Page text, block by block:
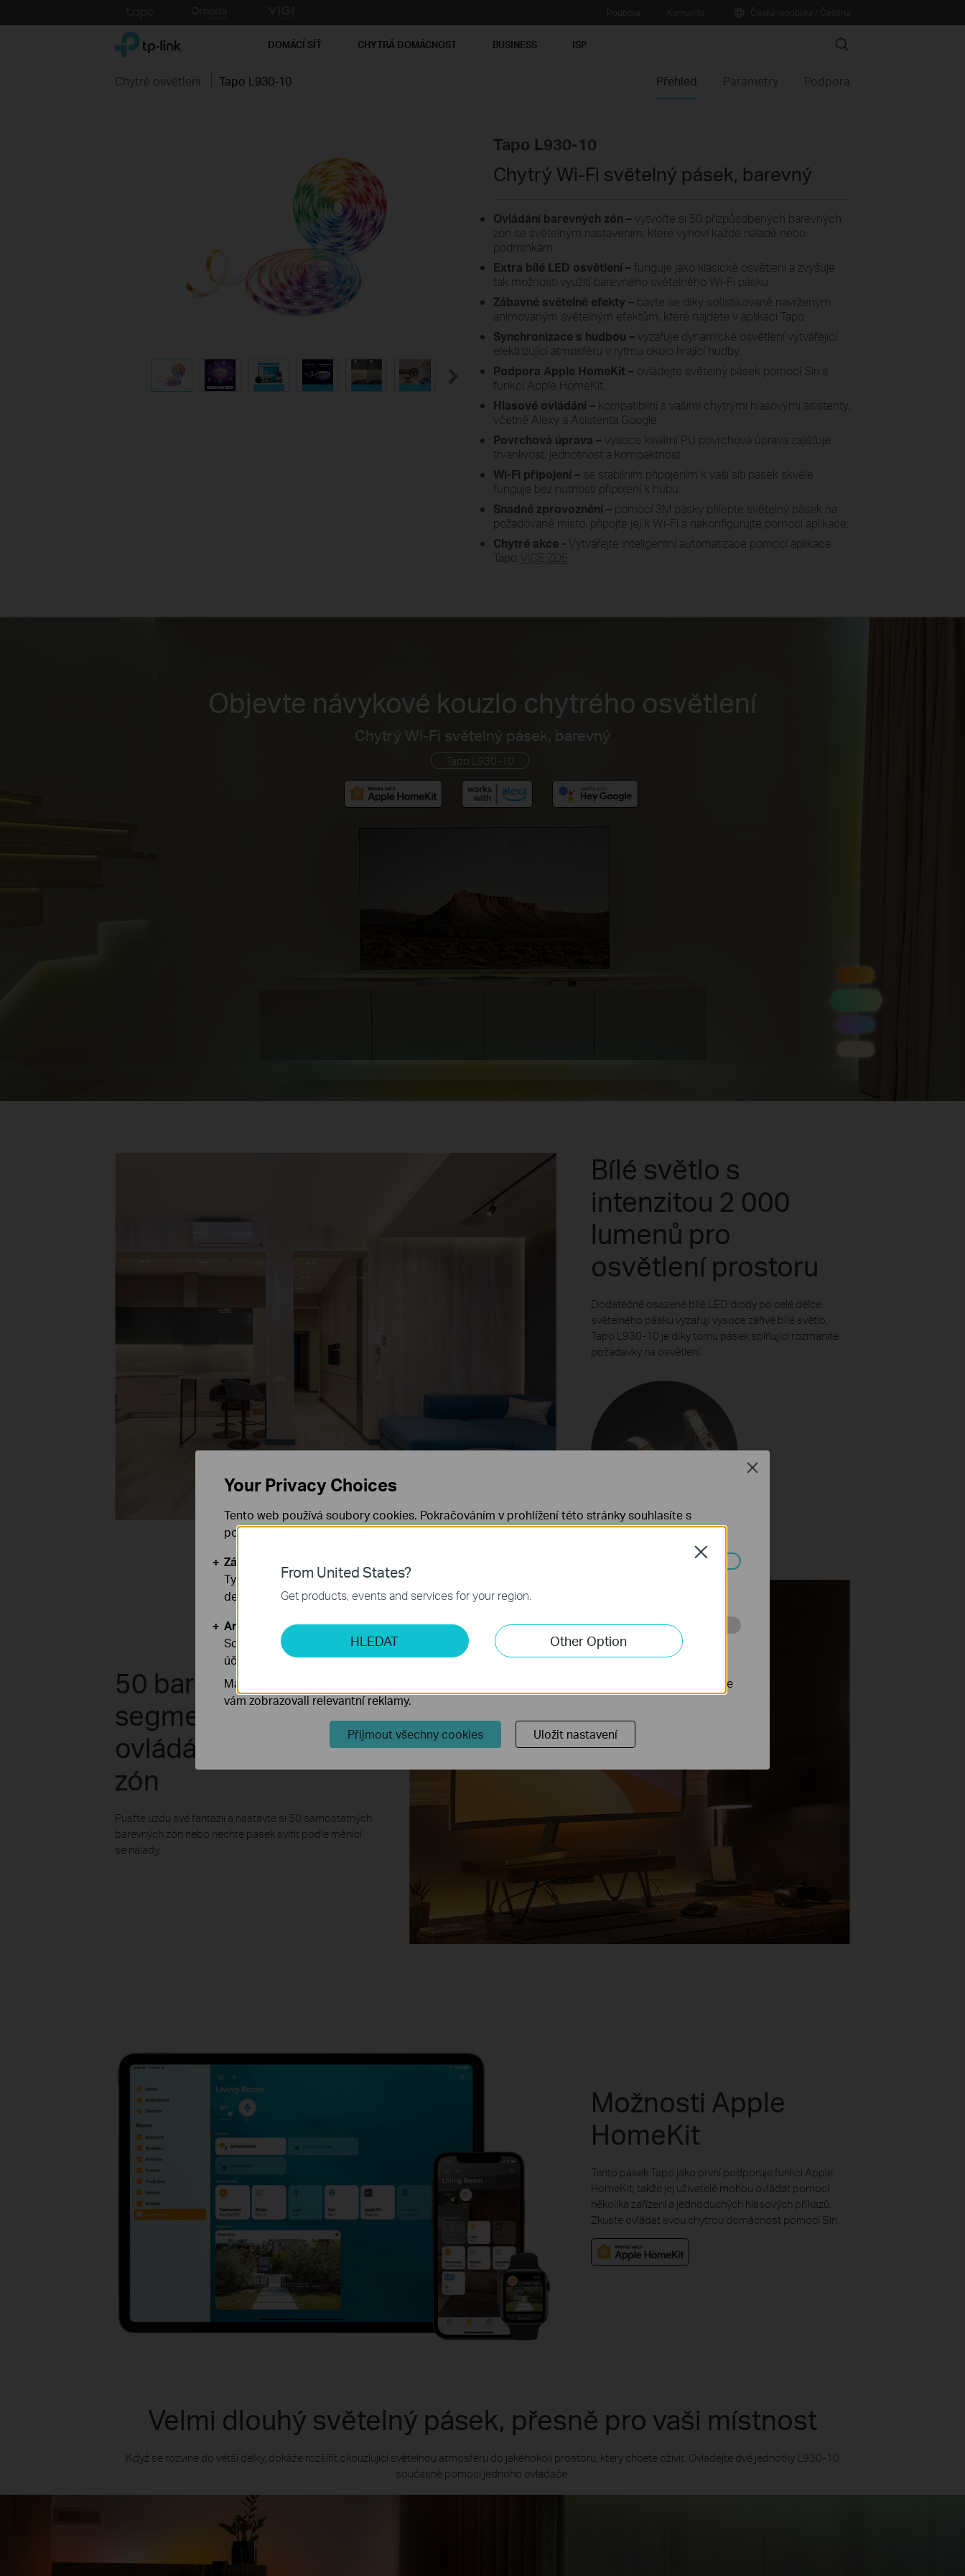
to
TP-Link, Reliably Smart DOMÁCÍ SÍŤ CHYTRÁ DOMÁCNOST BUSINESS ISP Search
Chytré osvětlení Tapo L930-10 Přehled Parametry Podpora
Tapo L930-10
Chytrý Wi-Fi světelný pásek, barevný
Ovládání barevných zón – vytvořte si 50 přizpůsobených barevných
zón se světelným nastavením, které vyhoví každé náladě nebo
podmínkám.
Extra bílé LED osvětlení – funguje jako klasické osvětlení a zvyšuje
tak možnosti využití barevného světelného Wi-Fi pásku.
Zábavné světelné efekty – bavte se díky sofistikovaně navrženým
animovaným světelným efektům, které najdete v aplikaci Tapo.
Synchronizace s hudbou – vyzařuje dynamické osvětlení vytvářející
elektrizující atmosféru v rytmu okolo hrající hudby.
Podpora Apple HomeKit – ovládejte světelný pásek pomocí Siri s
funkcí Apple HomeKit.
Hlasové ovládání – kompatibilní s vašimi chytrými hlasovými asistenty,
včetně Alexy a Asistenta Google.
Povrchová úprava – vysoce kvalitní PU povrchová úprava zajišťuje
trvanlivost, jednotnost a kompaktnost.
Wi-Fi připojení – se stabilním připojením k vaší síti pásek skvěle
funguje bez nutnosti připojení k hubu.
Snadné zprovoznění – pomocí 3M pásky přilepte světelný pásek na
požadované místo, připojte jej k Wi-Fi a nakonfigurujte pomocí aplikace.
Chytré akce - Vytvářejte inteligentní automatizace pomocí aplikace
Tapo
VÍCE ZDE
Objevte návykové kouzlo chytrého osvětlení
Chytrý Wi-Fi světelný pásek, barevný
Tapo L930-10
Bílé světlo s
intenzitou 2 000
lumenů pro
osvětlení prostoru
Dodatečně osazené bílé LED diody po celé délce
světelného pásku vyzařují vysoce zářivé bílé světlo.
Tapo L930-10 je díky tomu pásek splňující rozmanité
požadavky na osvětlení.
50 barevných
segmentů pro
ovládání barevných
zón
Pusťte uzdu své fantazii a nastavte si 50 samostatných
barevných zón nebo nechte pásek svítit podle měnící
se nálady.
Možnosti Apple
HomeKit
Tento pásek Tapo jako první podporuje funkci Apple
HomeKit, takže jej uživatelé mohou ovládat pomocí
několika zařízení a jednoduchých hlasových příkazů.
Zkuste ovládat svou chytrou domácnost pomocí Siri.
Velmi dlouhý světelný pásek, přesně pro vaši místnost
Když se rozvine do větší délky, dokáže rozšířit okouzlující světelnou atmosféru do jakéhokoli prostoru, který chcete oživit. Ovládejte dvě jednotky L930-10
současně pomocí jednoho ovladače.
From United States?
Get products, events and services for your region.
HLEDAT Other Option
Close
Your Privacy Choices
Tento web používá soubory cookies. Pokračováním v prohlížení této stránky souhlasíte s
používáním našich cookies.Již nezobrazovatZjistit více.
Základní cookies
Tyto cookies jsou nezbytné pro fungování webových stránek a nelze je ve vašich systémech
deaktivovat.
Analytické a marketingové cookies
Soubory cookie pro nám umožňují analyzovat vaše aktivity na našich webových stránkách za
účelem zlepšení a přizpůsobení jejich funkčnosti.
Marketingové soubory cookie mohou prostřednictvím našich webových stránek nastavit, aby se
vám zobrazovali relevantní reklamy.
Přijmout všechny cookies Uložit nastavení
Close